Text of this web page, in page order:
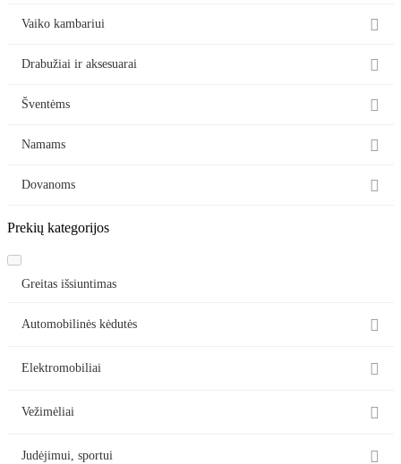
Vaiko kambariui 
Drabužiai ir aksesuarai 
Šventėms 
Namams 
Dovanoms 
Prekių kategorijos
Greitas išsiuntimas
Automobilinės kėdutės 
Elektromobiliai 
Vežimėliai 